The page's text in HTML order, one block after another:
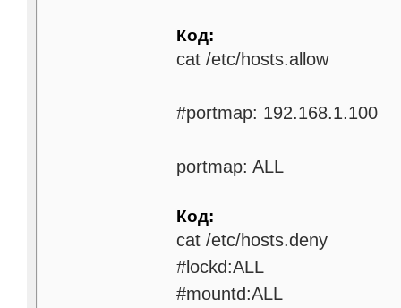
Код:
cat /etc/hosts.allow
#portmap: 192.168.1.100
portmap: ALL
Код:
cat /etc/hosts.deny
#lockd:ALL
#mountd:ALL